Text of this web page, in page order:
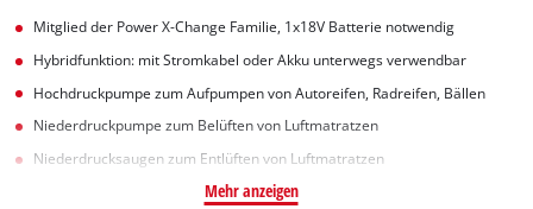
Mitglied der Power X-Change Familie, 1x18V Batterie notwendig
Hybridfunktion: mit Stromkabel oder Akku unterwegs verwendbar
Hochdruckpumpe zum Aufpumpen von Autoreifen, Radreifen, Bällen
Niederdruckpumpe zum Belüften von Luftmatratzen
Niederdrucksaugen zum Entlüften von Luftmatratzen
Mehr anzeigen